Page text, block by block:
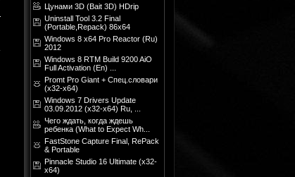
Цунами 3D (Bait 3D) HDrip
Uninstall Tool 3.2 Final
(Portable,Repack) 86x64
Windows 8 x64 Pro Reactor (Ru)
2012
Windows 8 RTM Build 9200 AiO
Full Activation (En) ...
Promt Pro Giant + Спец.словари
(x32-х64)
Windows 7 Drivers Update
03.09.2012 (x32-x64) Ru, ...
Чего ждать, когда ждешь
ребенка (What to Expect Wh...
FastStone Capture Final, RePack
& Portable
Pinnacle Studio 16 Ultimate (x32-
х64)